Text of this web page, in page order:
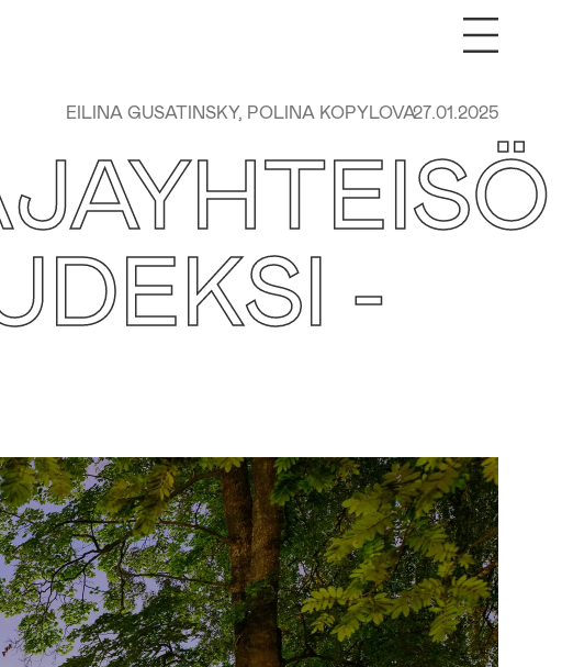
EILINA GUSATINSKY, POLINA KOPYLOVA27.01.2025
-